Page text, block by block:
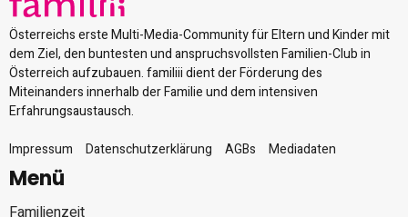
Österreichs erste Multi-Media-Community für Eltern und Kinder mit
dem Ziel, den buntesten und anspruchsvollsten Familien-Club in
Österreich aufzubauen. familiii dient der Förderung des
Miteinanders innerhalb der Familie und dem intensiven
Erfahrungsaustausch.
Impressum
Datenschutzerklärung AGBs Mediadaten
Menü